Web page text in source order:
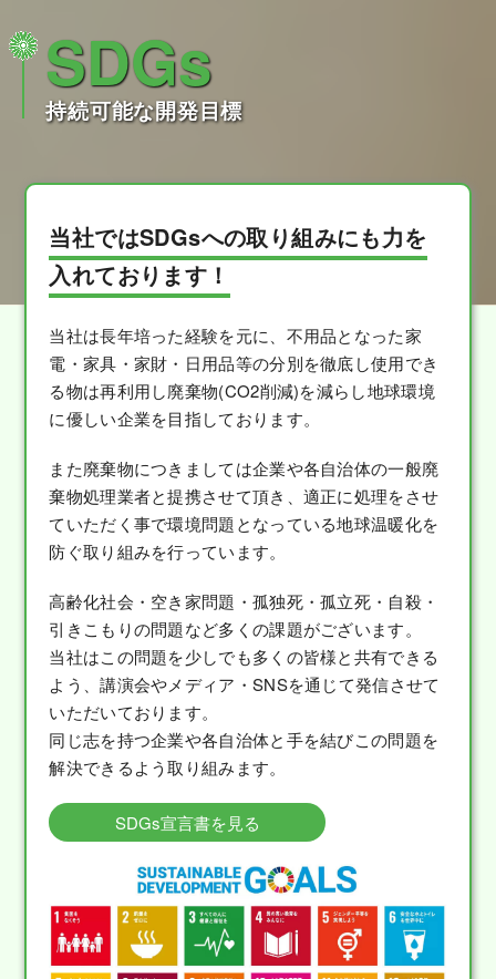
SDGs
持続可能な開発目標
当社ではSDGsへの取り組みにも力を
入れております！
当社は長年培った経験を元に、不用品となった家
電・家具・家財・日用品等の分別を徹底し使用でき
る物は再利用し廃棄物(CO2削減)を減らし地球環境
に優しい企業を目指しております。
また廃棄物につきましては企業や各自治体の一般廃
棄物処理業者と提携させて頂き、適正に処理をさせ
ていただく事で環境問題となっている地球温暖化を
防ぐ取り組みを行っています。
高齢化社会・空き家問題・孤独死・孤立死・自殺・
引きこもりの問題など多くの課題がございます。
当社はこの問題を少しでも多くの皆様と共有できる
よう、講演会やメディア・SNSを通じて発信させて
いただいております。
同じ志を持つ企業や各自治体と手を結びこの問題を
解決できるよう取り組みます。
SDGs宣言書を見る